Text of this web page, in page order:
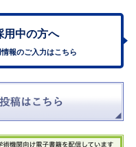
用中の方へ
報のご入力はこちら